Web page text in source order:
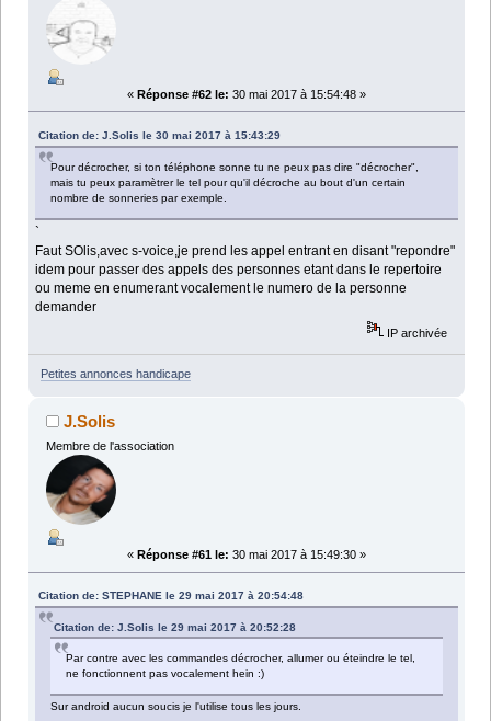
« Réponse #62 le: 30 mai 2017 à 15:54:48 »
Citation de: J.Solis le 30 mai 2017 à 15:43:29
Pour décrocher, si ton téléphone sonne tu ne peux pas dire "décrocher",
mais tu peux paramètrer le tel pour qu'il décroche au bout d'un certain
nombre de sonneries par exemple.
`
Faut SOlis,avec s-voice,je prend les appel entrant en disant "repondre"
idem pour passer des appels des personnes etant dans le repertoire
ou meme en enumerant vocalement le numero de la personne
demander
IP archivée
Petites annonces handicape
J.Solis
Membre de l'association
« Réponse #61 le: 30 mai 2017 à 15:49:30 »
Citation de: STEPHANE le 29 mai 2017 à 20:54:48
Citation de: J.Solis le 29 mai 2017 à 20:52:28
Par contre avec les commandes décrocher, allumer ou éteindre le tel,
ne fonctionnent pas vocalement hein :)
Sur android aucun soucis je l'utilise tous les jours.